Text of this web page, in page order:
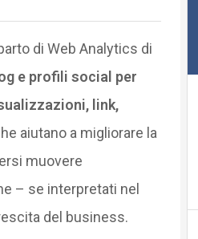
di Web Analytics di
e profili social per
link,
aiutano a migliorare la
muovere
– se interpretati nel
del business.